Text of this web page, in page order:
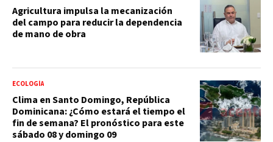
Agricultura impulsa la mecanización
del campo para reducir la dependencia
de mano de obra
ECOLOGÍA
Clima en Santo Domingo, República
Dominicana: ¿Cómo estará el tiempo el
fin de semana? El pronóstico para este
sábado 08 y domingo 09